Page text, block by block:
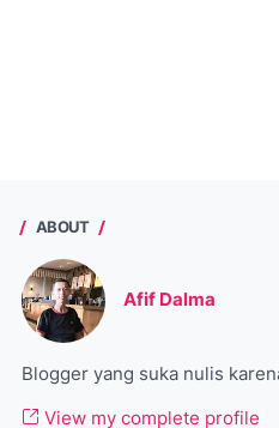
ABOUT
Afif Dalma
Blogger yang suka nulis
View my complete profile